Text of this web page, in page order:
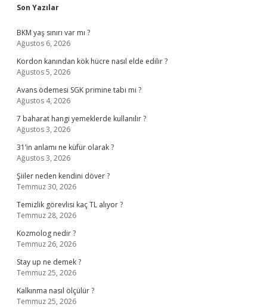
Sidebar
Son Yazılar
BKM yaş sınırı var mı ?
Ağustos 6, 2026
Kordon kanından kök hücre nasıl elde edilir ?
Ağustos 5, 2026
Avans ödemesi SGK primine tabi mi ?
Ağustos 4, 2026
7 baharat hangi yemeklerde kullanılır ?
Ağustos 3, 2026
31’in anlamı ne küfür olarak ?
Ağustos 3, 2026
Şiiler neden kendini döver ?
Temmuz 30, 2026
Temizlik görevlisi kaç TL alıyor ?
Temmuz 28, 2026
Kozmolog nedir ?
Temmuz 26, 2026
Stay up ne demek ?
Temmuz 25, 2026
Kalkınma nasıl ölçülür ?
Temmuz 25, 2026